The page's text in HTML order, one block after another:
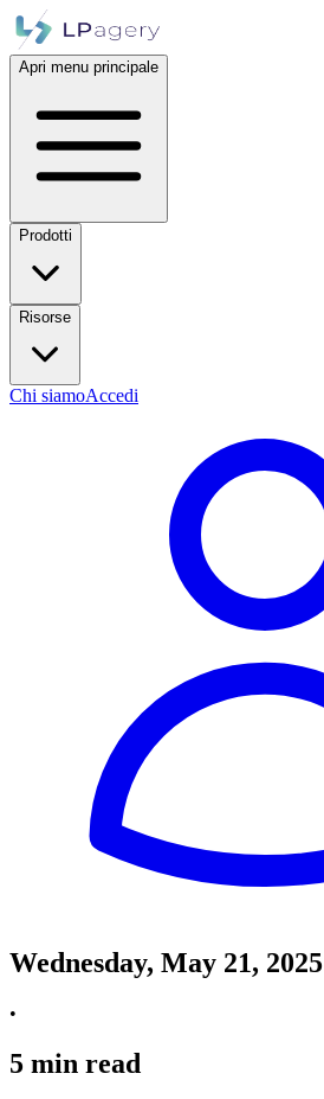
Apri menu principale
Prodotti
Risorse
Chi siamoAccedi
Wednesday, May 21, 2025
•
5 min read